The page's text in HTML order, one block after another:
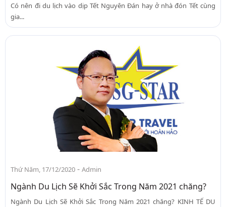
Có nên đi du lịch vào dịp Tết Nguyên Đán hay ở nhà đón Tết cùng
gia...
Thứ Năm, 17/12/2020 - Admin
Ngành Du Lịch Sẽ Khởi Sắc Trong Năm 2021 chăng?
Ngành Du Lịch Sẽ Khởi Sắc Trong Năm 2021 chăng? KINH TẾ DU